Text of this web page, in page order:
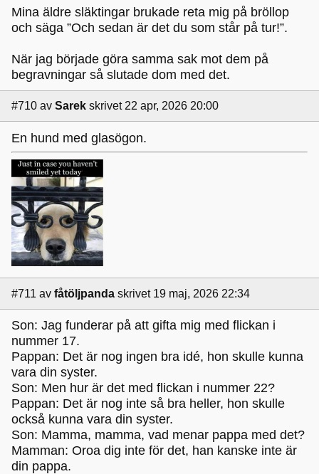
Mina äldre släktingar brukade reta mig på bröllop
och säga ”Och sedan är det du som står på tur!”.
När jag började göra samma sak mot dem på
begravningar så slutade dom med det.
#710 av Sarek skrivet 22 apr, 2026 20:00
En hund med glasögon.
#711 av fåtöljpanda skrivet 19 maj, 2026 22:34
Son: Jag funderar på att gifta mig med flickan i
nummer 17.
Pappan: Det är nog ingen bra idé, hon skulle kunna
vara din syster.
Son: Men hur är det med flickan i nummer 22?
Pappan: Det är nog inte så bra heller, hon skulle
också kunna vara din syster.
Son: Mamma, mamma, vad menar pappa med det?
Mamman: Oroa dig inte för det, han kanske inte är
din pappa.